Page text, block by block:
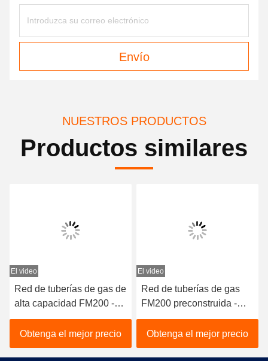
Envío
NUESTROS PRODUCTOS
Productos similares
El video
Red de tuberías de gas de
alta capacidad FM200 -
Equipo de extinción de
incendios de grado
profesional
Obtenga el mejor precio
El video
Red de tuberías de gas
FM200 preconstruida -
Sistema de gas inerte
fiable para centrales
eléctricas
Obtenga el mejor precio